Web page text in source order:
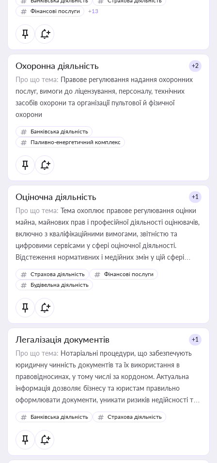
Фінансові послуги
+13
Охоронна діяльність +2
Про що тема: Правове регулювання надання охоронних
послуг, вимоги до ліцензування, персоналу, технічних
засобів охорони та організації пультової й фізичної
охорони
Банківська діяльність
Паливно-енергетичний комплекс
Оціночна діяльність +1
Про що тема: Тема охоплює правове регулювання оцінки
майна, майнових прав і професійної діяльності оцінювачів,
включно з кваліфікаційними вимогами, звітністю та
цифровими сервісами у сфері оціночної діяльності.
Відстеження нормативних і медійних змін у цій сфері
корисне для власника бізнесу, керівника, юриста або
бухгалтера під час оподаткування, приватизації, оренди
державного майна, корпоративних угод і перевірки
статусу суб'єктів оціночної діяльності
Страхова діяльність
Фінансові послуги
Будівельна діяльність
Легалізація документів +1
Про що тема: Нотаріальні процедури, що забезпечують
юридичну чинність документів та їх використання в
правовідносинах, у тому числі за кордоном. Актуальна
інформація дозволяє бізнесу та юристам правильно
оформлювати документи, уникати ризиків недійсності та
забезпечувати їх належне прийняття органами влади та
контрагентами
Банківська діяльність Страхова діяльність